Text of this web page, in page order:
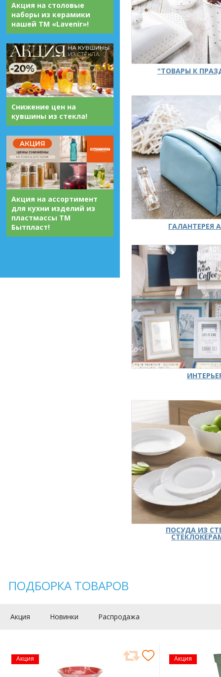
Акция на столовые
наборы из керамики
нашей ТМ «Lavenir»!
Снижение цен на
кувшины из стекла!
Акция на ассортимент
для кухни изделий из
пластмассы ТМ
Бытпласт!
"ТОВАРЫ К
ГАЛАНТЕРЕЯ
ПОСУДА ИЗ
ПОДБОРКА ТОВАРОВ
Акция Новинки Распродажа
Акция Акция